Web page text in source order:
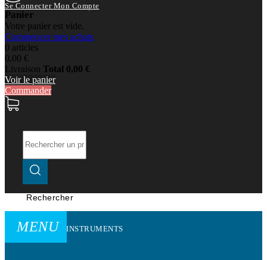
Se Connecter Mon Compte
Panier
Votre panier est vide.
Commencer mes achats
0 articles
0,00 €
Livraison Total 0,00 €
Voir le panier
Commander
Rechercher
MENU INSTRUMENTS